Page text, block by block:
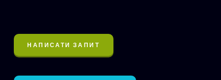
НАПИСАТИ ЗАПИТ